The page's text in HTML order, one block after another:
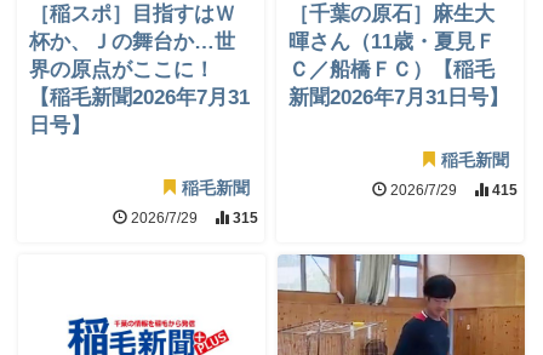
［稲スポ］目指すはＷ
杯か、Ｊの舞台か…世
界の原点がここに！
【稲毛新聞2026年7月31
日号】
稲毛新聞
2026/7/29 315
［千葉の原石］麻生大
暉さん（11歳・夏見Ｆ
Ｃ／船橋ＦＣ）【稲毛
新聞2026年7月31日号】
稲毛新聞
2026/7/29 415